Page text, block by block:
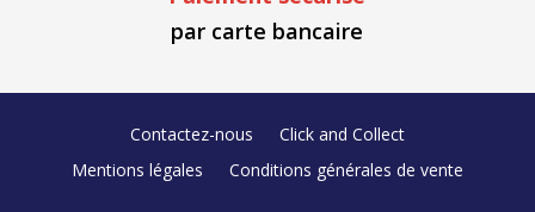
par carte bancaire
Contactez-nous
Click and Collect
Mentions légales
Conditions générales de vente